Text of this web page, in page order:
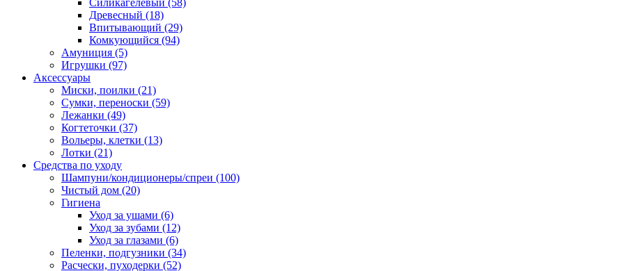
Силикагелевый (58)
Древесный (18)
Впитывающий (29)
Комкующийся (94)
Амуниция (5)
Игрушки (97)
Аксессуары
Миски, поилки (21)
Сумки, переноски (59)
Лежанки (49)
Когтеточки (37)
Вольеры, клетки (13)
Лотки (21)
Средства по уходу
Шампуни/кондиционеры/спреи (100)
Чистый дом (20)
Гигиена
Уход за ушами (6)
Уход за зубами (12)
Уход за глазами (6)
Пеленки, подгузники (34)
Расчески, пуходерки (52)